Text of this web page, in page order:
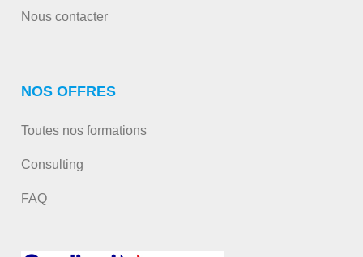
Nous contacter
NOS OFFRES
Toutes nos formations
Consulting
FAQ